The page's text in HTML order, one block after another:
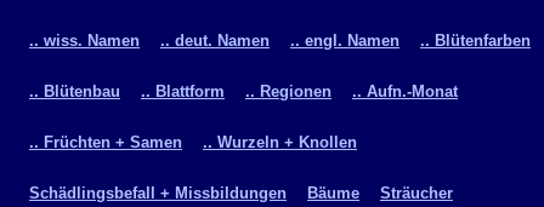
.. wiss. Namen .. deut. Namen .. engl. Namen .. Blütenfarben
.. Blütenbau .. Blattform .. Regionen .. Aufn.-Monat
.. Früchten + Samen .. Wurzeln + Knollen
Schädlingsbefall + Missbildungen Bäume Sträucher